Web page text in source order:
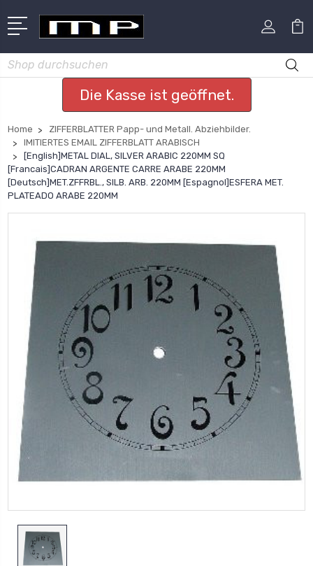
Suchen
Die Kasse ist geöffnet.
Home
ZIFFERBLATTER Papp- und Metall. Abziehbilder.
IMITIERTES EMAIL ZIFFERBLATT ARABISCH
[English]METAL DIAL, SILVER ARABIC 220MM SQ
[Francais]CADRAN ARGENTE CARRE ARABE 220MM
[Deutsch]MET.ZFFRBL., SILB. ARB. 220MM [Espagnol]ESFERA MET.
PLATEADO ARABE 220MM